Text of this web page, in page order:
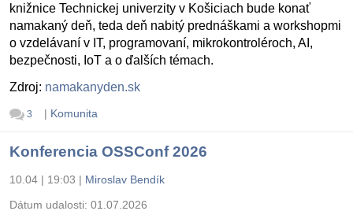
knižnice Technickej univerzity v Košiciach bude konať
namakaný deň, teda deň nabitý prednáškami a workshopmi
o vzdelávaní v IT, programovaní, mikrokontroléroch, AI,
bezpečnosti, IoT a o ďalších témach.
Zdroj: namakanyden.sk
3 | Komunita
Konferencia OSSConf 2026
10.04 | 19:03 | Miroslav Bendík
Dátum udalosti: 01.07.2026